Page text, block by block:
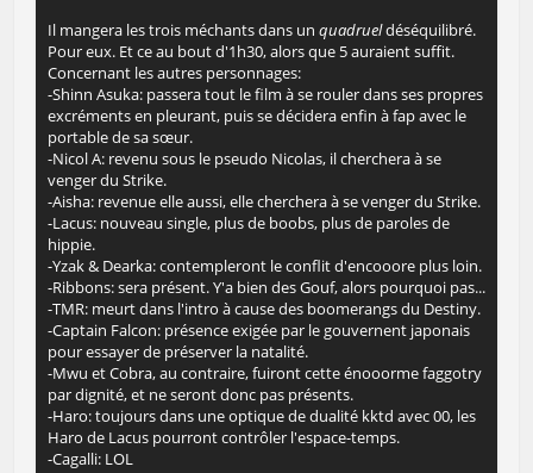
Il mangera les trois méchants dans un quadrueldéséquilibré.
Pour eux. Et ce au bout d'1h30, alors que 5 auraient suffit.
Concernant les autres personnages:
-Shinn Asuka: passera tout le film à se rouler dans ses propres
excréments en pleurant, puis se décidera enfin à fap avec le
portable de sa sœur.
-Nicol A: revenu sous le pseudo Nicolas, il cherchera à se
venger du Strike.
-Aisha: revenue elle aussi, elle cherchera à se venger du Strike.
-Lacus: nouveau single, plus de boobs, plus de paroles de
hippie.
-Yzak & Dearka: contempleront le conflit d'encooore plus loin.
-Ribbons: sera présent. Y'a bien des Gouf, alors pourquoi pas...
-TMR: meurt dans l'intro à cause des boomerangs du Destiny.
-Captain Falcon: présence exigée par le gouvernent japonais
pour essayer de préserver la natalité.
-Mwu et Cobra, au contraire, fuiront cette énooorme faggotry
par dignité, et ne seront donc pas présents.
-Haro: toujours dans une optique de dualité kktd avec 00, les
Haro de Lacus pourront contrôler l'espace-temps.
-Cagalli: LOL